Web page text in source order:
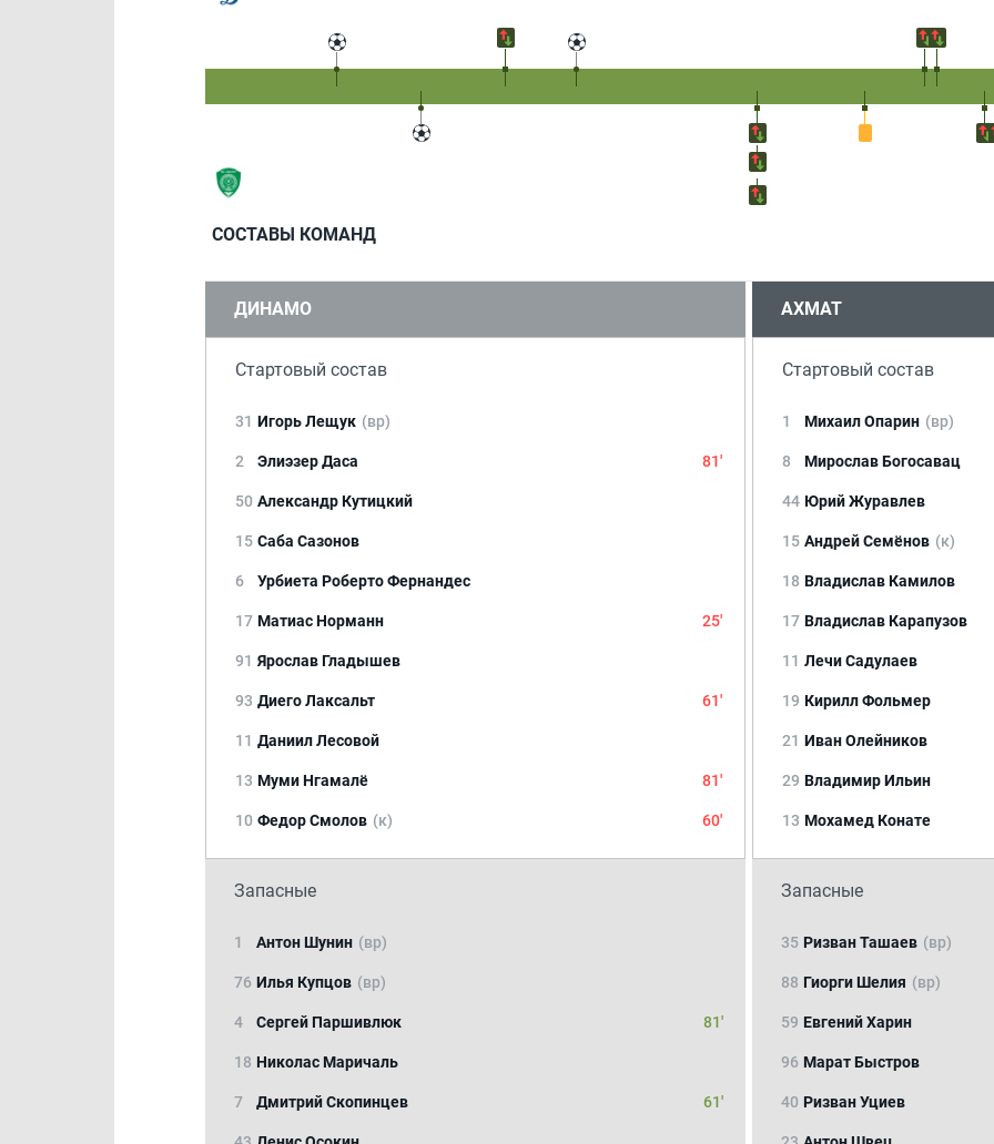
СОСТАВЫ КОМАНД
ДИНАМО
Стартовый состав
31 Игорь Лещук (вр)
2 Элиэзер Даса 81'
50 Александр Кутицкий
15 Саба Сазонов
6 Урбиета Роберто Фернандес
17 Матиас Норманн 25'
91 Ярослав Гладышев
93 Диего Лаксальт 61'
11 Даниил Лесовой
13 Муми Нгамалё 81'
10 Федор Смолов (к) 60'
Запасные
1 Антон Шунин (вр)
76 Илья Купцов (вр)
4 Сергей Паршивлюк 81'
18 Николас Маричаль
7 Дмитрий Скопинцев 61'
АХМАТ
Стартовый состав
1 Михаил Опарин (вр)
8 Мирослав Богосавац
44 Юрий Журавлев
15 Андрей Семёнов (к)
18 Владислав Камилов
17 Владислав Карапузов
11 Лечи Садулаев
19 Кирилл Фольмер
21 Иван Олейников
29 Владимир Ильин
13 Мохамед Конате
Запасные
35 Ризван Ташаев (вр)
88 Гиорги Шелия (вр)
59 Евгений Харин
96 Марат Быстров
40 Ризван Уциев